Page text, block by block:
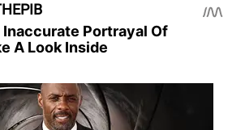
Portrayal Of
A Look Inside